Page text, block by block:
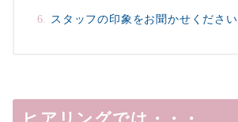
スタッフの印象をお聞かせください